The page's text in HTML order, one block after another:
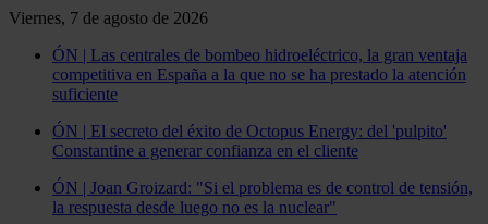
Viernes, 7 de agosto de 2026
ÓN | Las centrales de bombeo hidroeléctrico, la gran ventaja
competitiva en España a la que no se ha prestado la atención
suficiente
ÓN | El secreto del éxito de Octopus Energy: del 'pulpito'
Constantine a generar confianza en el cliente
ÓN | Joan Groizard: "Si el problema es de control de tensión,
la respuesta desde luego no es la nuclear"